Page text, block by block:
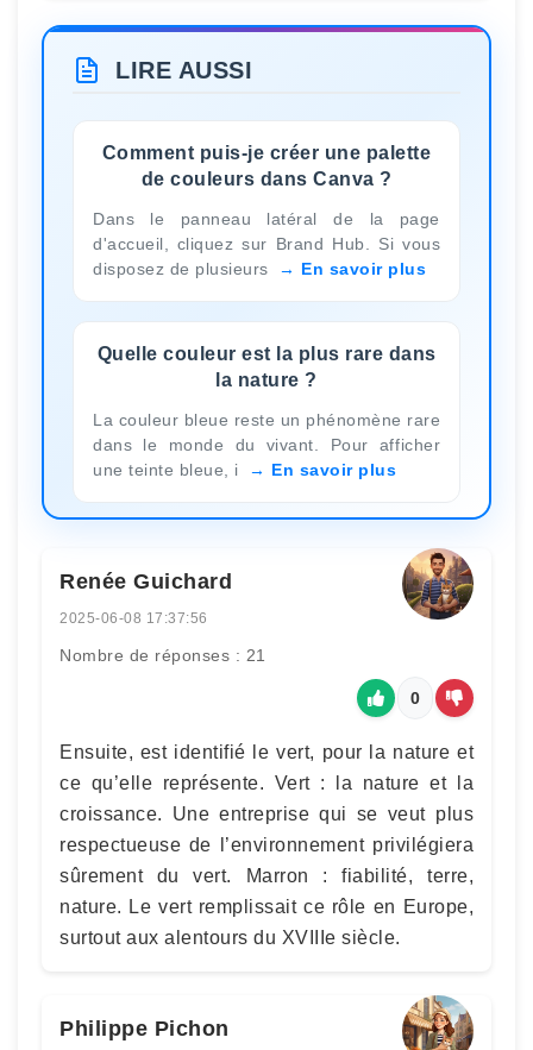
LIRE AUSSI
Comment puis-je créer une palette
de couleurs dans Canva ?
Dans le panneau latéral de la page
d'accueil, cliquez sur Brand Hub. Si vous
disposez de plusieurs
En savoir plus
Quelle couleur est la plus rare dans
la nature ?
La couleur bleue reste un phénomène rare
dans le monde du vivant. Pour afficher
une teinte bleue, i
En savoir plus
Renée Guichard
2025-06-08 17:37:56
Nombre de réponses : 21
0
Ensuite, est identifié le vert, pour la nature et
ce qu’elle représente. Vert : la nature et la
croissance. Une entreprise qui se veut plus
respectueuse de l’environnement privilégiera
sûrement du vert. Marron : fiabilité, terre,
nature. Le vert remplissait ce rôle en Europe,
surtout aux alentours du XVIIIe siècle.
Philippe Pichon